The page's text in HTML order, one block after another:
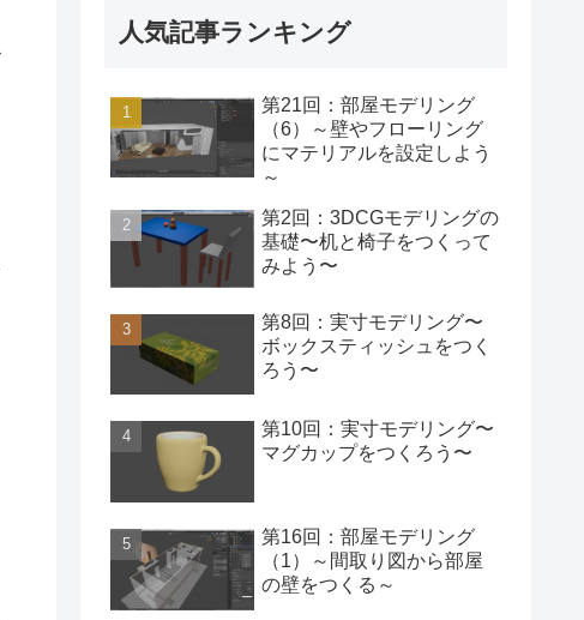
人気記事ランキング
第21回：部屋モデリング
（6）～壁やフローリング
にマテリアルを設定しよう
～
第2回：3DCGモデリングの
基礎〜机と椅子をつくって
みよう〜
第8回：実寸モデリング〜
ボックスティッシュをつく
ろう〜
第10回：実寸モデリング〜
マグカップをつくろう〜
第16回：部屋モデリング
（1）～間取り図から部屋
の壁をつくる～